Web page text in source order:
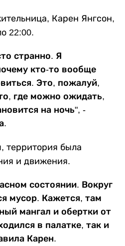
Карен Янгсон,
22:00.
странно. Я
кто-то вообще
Это, пожалуй,
где можно ожидать,
на ночь", -
территория была
и движения.
состоянии. Вокруг
мусор. Кажется, там
мангал и обертки от
в палатке, так и
Карен.